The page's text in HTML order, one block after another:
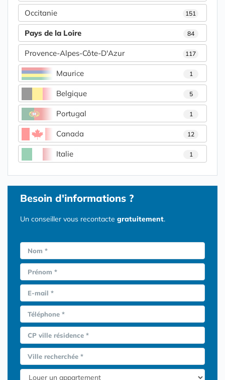
Occitanie 151
Pays de la Loire 84
Provence-Alpes-Côte-D'Azur 117
Maurice 1
Belgique 5
Portugal 1
Canada 12
Italie 1
Besoin d'informations ?
Un conseiller vous recontacte gratuitement.
Nom *
Prénom *
E-mail *
Téléphone *
CP ville résidence *
Ville recherchée *